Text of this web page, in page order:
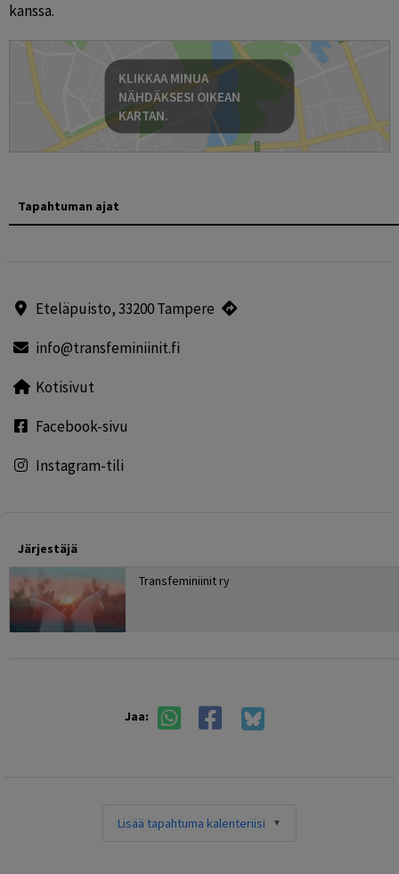
kanssa.
KLIKKAA MINUA
NÄHDÄKSESI OIKEAN
KARTAN.
Tapahtuman ajat
Eteläpuisto, 33200 Tampere
info@transfeminiinit.fi
Kotisivut
Facebook-sivu
Instagram-tili
Järjestäjä
Transfeminiinit ry
Jaa:
Lisää tapahtuma kalenteriisi